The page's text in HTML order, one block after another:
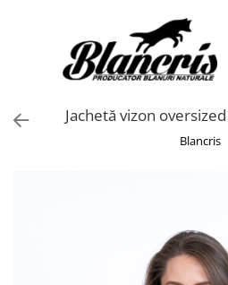
Shop - Blănuri
Jachete de vulpe argintie
Jachetă vizon
Blancris